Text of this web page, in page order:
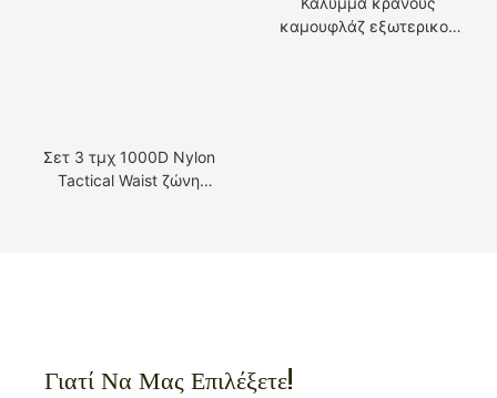
Σετ 3 τμχ 1000D Nylon
Tactical Waist ζώνη
καμουφλάζ εξωτερικού
Γιατί Να Μας Επιλέξετε!